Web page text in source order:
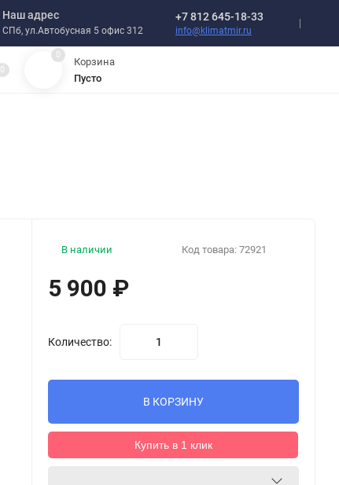
Наш адрес
СПб, ул.Автобусная 5 офис 312
+7 812 645-18-33
info@klimatmir.ru
0
0
Корзина
Пусто
Код товара: 72921
В наличии
5 900 ₽
Количество:
В КОРЗИНУ
Купить в 1 клик